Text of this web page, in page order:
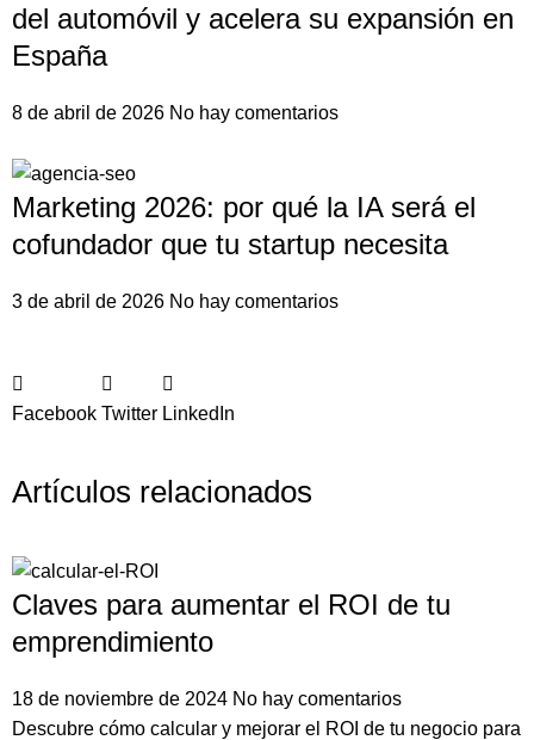
del automóvil y acelera su expansión en
España
8 de abril de 2026 No hay comentarios
Marketing 2026: por qué la IA será el
cofundador que tu startup necesita
3 de abril de 2026 No hay comentarios
Facebook Twitter LinkedIn
Artículos relacionados
Claves para aumentar el ROI de tu
emprendimiento
18 de noviembre de 2024 No hay comentarios
Descubre cómo calcular y mejorar el ROI de tu negocio para